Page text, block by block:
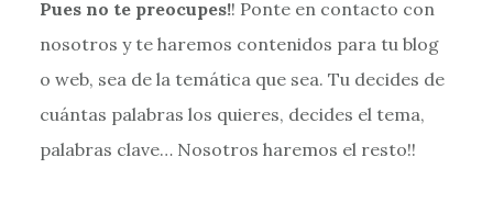
Pues no te preocupes!! Ponte en contacto con
nosotros y te haremos contenidos para tu blog
o web, sea de la temática que sea. Tu decides de
cuántas palabras los quieres, decides el tema,
palabras clave… Nosotros haremos el resto!!